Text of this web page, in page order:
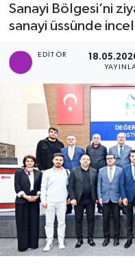
Sanayi Bölgesi’ni
sanayi üssünde
EDITÖR
Eğitim
Eleman
Emlak
Gündem
Gurme
Haber
İlçe Haberleri
Haber Arşivi